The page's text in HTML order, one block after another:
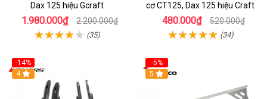
Dax 125 hiệu Gcraft
1.980.000₫ 2.200.000₫
(35)
cơ CT125, Dax 125 hiệu Craft
480.000₫ 520.000₫
(34)
-14%
4
-5%
5